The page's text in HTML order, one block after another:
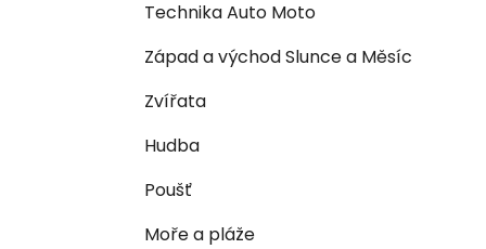
Technika Auto Moto
Západ a východ Slunce a Měsíc
Zvířata
Hudba
Poušť
Moře a pláže